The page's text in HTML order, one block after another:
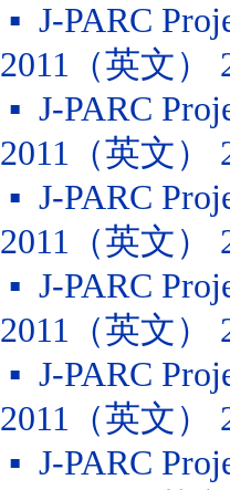
▪ J-PARC
2011（英文）
▪ J-PARC
2011（英文）
▪ J-PARC
2011（英文）
▪ J-PARC
2011（英文）
▪ J-PARC
2011（英文）
▪ J-PARC